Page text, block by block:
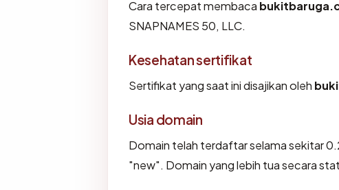
Cara tercepat membaca
SNAPNAMES 50, LLC.
Kesehatan sertifikat
Sertifikat yang saat ini disajikan oleh
Usia domain
Domain telah terdaftar selama sekitar
"new". Domain yang lebih tua secara